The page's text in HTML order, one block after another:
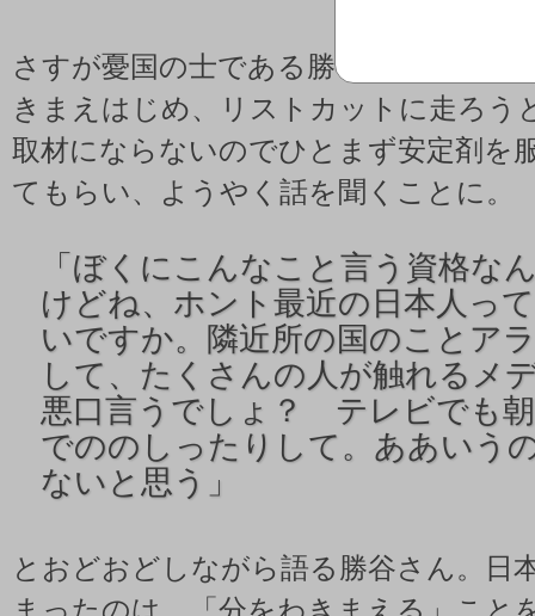
さすが憂国の士である勝谷さん。会う
きまえはじめ、リストカットに走ろう
取材にならないのでひとまず安定剤を
てもらい、ようやく話を聞くことに。
「 ぼくにこんなこと言う資格な
けどね、ホント最近の日本人っ
いですか。隣近所の国のことア
して、たくさんの人が触れるメ
悪口言うでしょ？ テレビでも
でののしったりして。ああいう
ないと思う」
とおどおどしながら語る勝谷さん。日